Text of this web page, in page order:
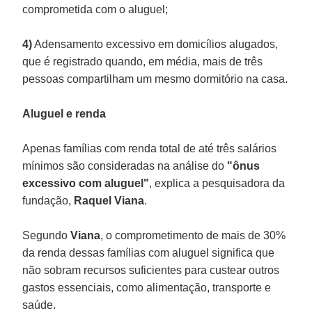
comprometida com o aluguel;
4)Adensamento excessivo em domicílios alugados,
que é registrado quando, em média, mais de três
pessoas compartilham um mesmo dormitório na casa.
Aluguel e renda
Apenas famílias com renda total de até três salários
mínimos são consideradas na análise do "ônus
excessivo com aluguel", explica a pesquisadora da
fundação, Raquel Viana.
SegundoViana, o comprometimento de mais de 30%
da renda dessas famílias com aluguel significa que
não sobram recursos suficientes para custear outros
gastos essenciais, como alimentação, transporte e
saúde.